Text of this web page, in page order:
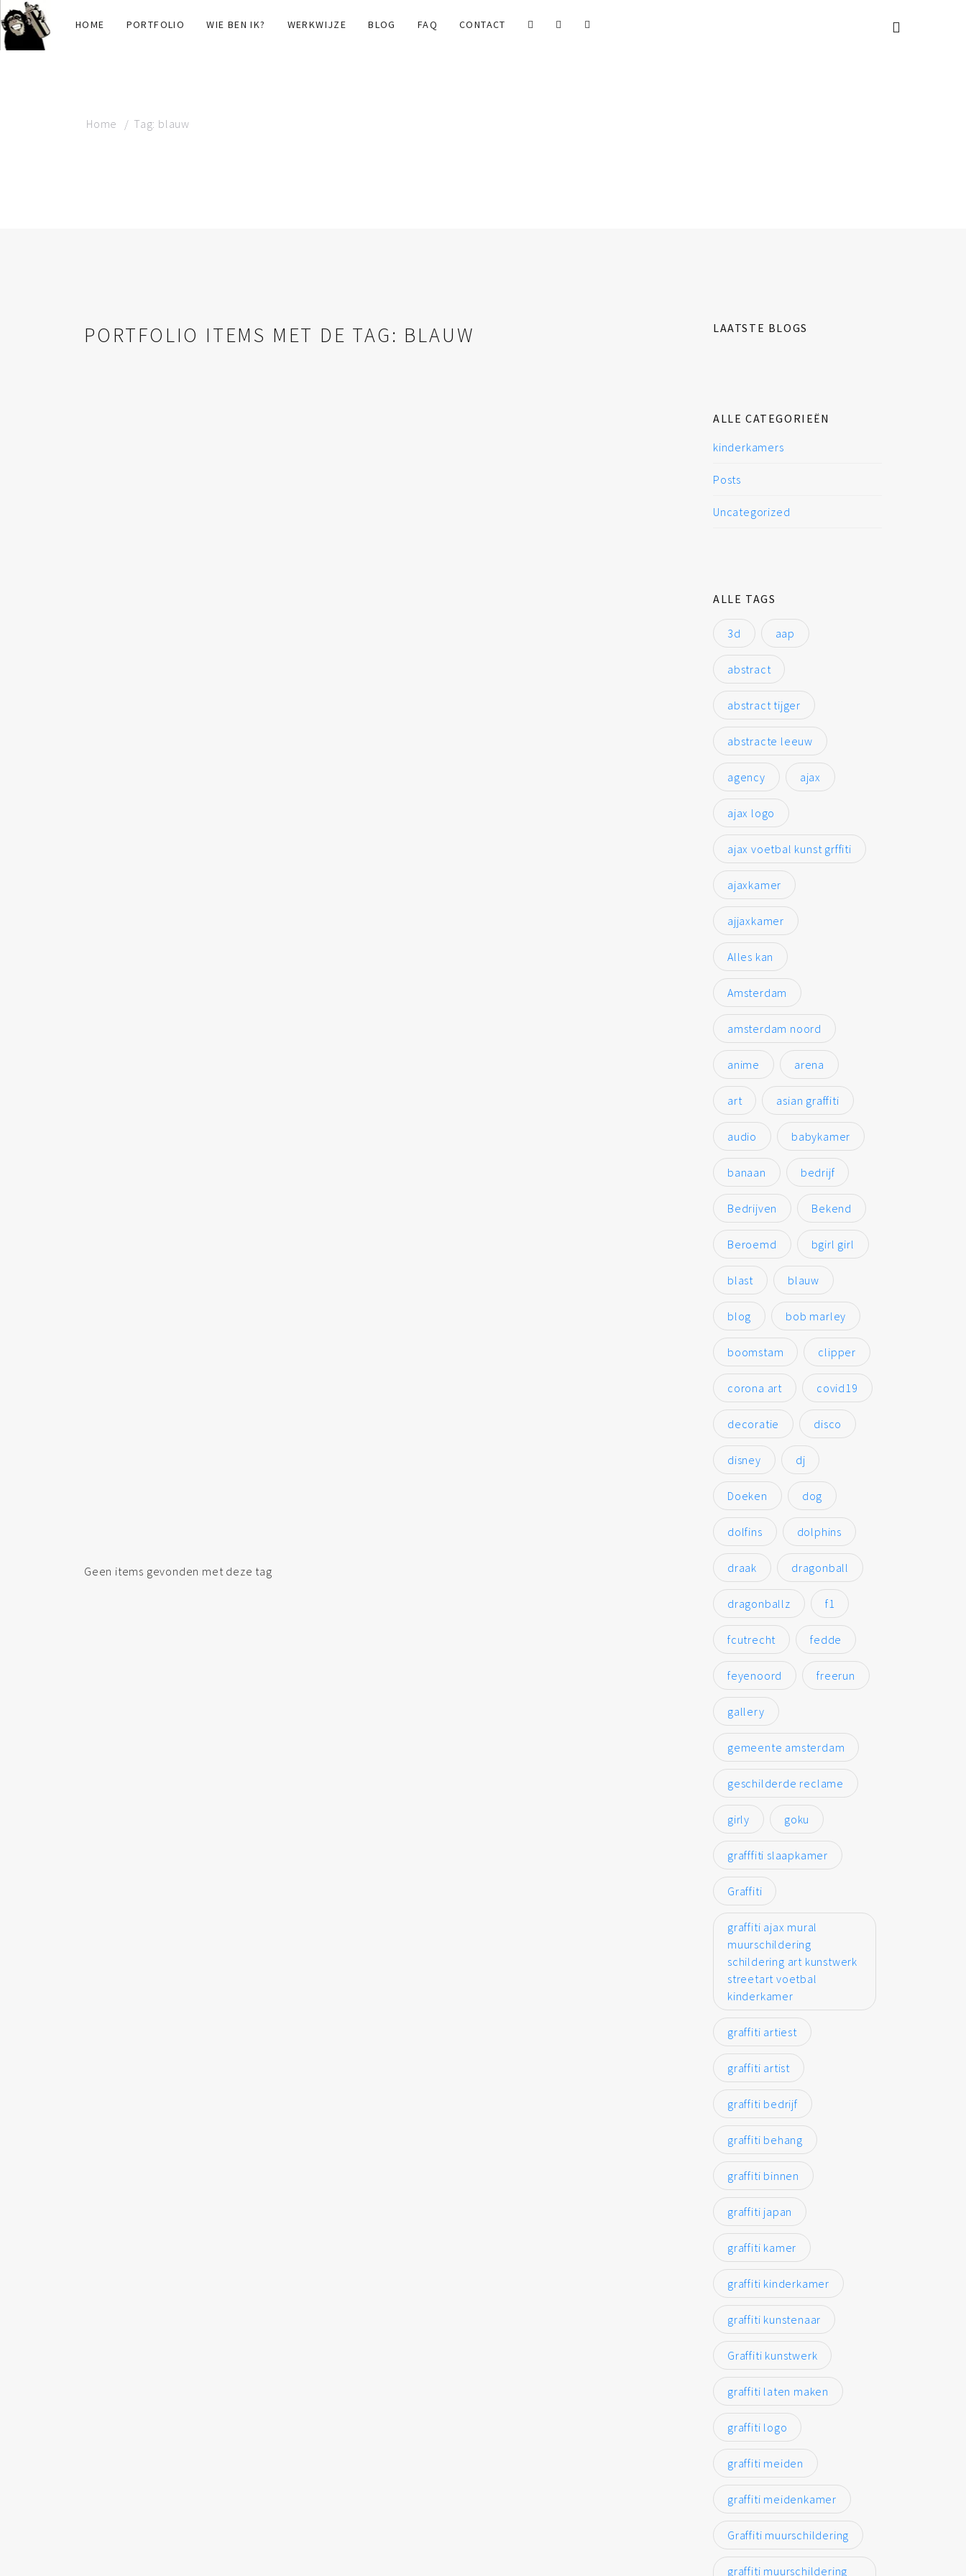
HOME PORTFOLIO WIE BEN IK? WERKWIJZE BLOG FAQ CONTACT
Home Tag: blauw
PORTFOLIO ITEMS MET DE TAG: BLAUW
Geen items gevonden met deze tag
LAATSTE BLOGS
ALLE CATEGORIEËN
kinderkamers
Posts
Uncategorized
ALLE TAGS
3d aap
abstract
abstract tijger
abstracte leeuw
agency ajax
ajax logo
ajax voetbal kunst grffiti
ajaxkamer
ajjaxkamer
Alles kan
Amsterdam
amsterdam noord
anime arena
art asian graffiti
audio babykamer
banaan bedrijf
Bedrijven Bekend
Beroemd bgirl girl
blast blauw
blog bob marley
boomstam clipper
corona art covid19
decoratie disco
disney dj
Doeken dog
dolfins dolphins
draak dragonball
dragonballz f1
fcutrecht fedde
feyenoord freerun
gallery
gemeente amsterdam
geschilderde reclame
girly goku
grafffiti slaapkamer
Graffiti
graffiti ajax mural
muurschildering
schildering art kunstwerk
streetart voetbal
kinderkamer
graffiti artiest
graffiti artist
graffiti bedrijf
graffiti behang
graffiti binnen
graffiti japan
graffiti kamer
graffiti kinderkamer
graffiti kunstenaar
Graffiti kunstwerk
graffiti laten maken
graffiti logo
graffiti meiden
graffiti meidenkamer
Graffiti muurschildering
graffiti muurschildering